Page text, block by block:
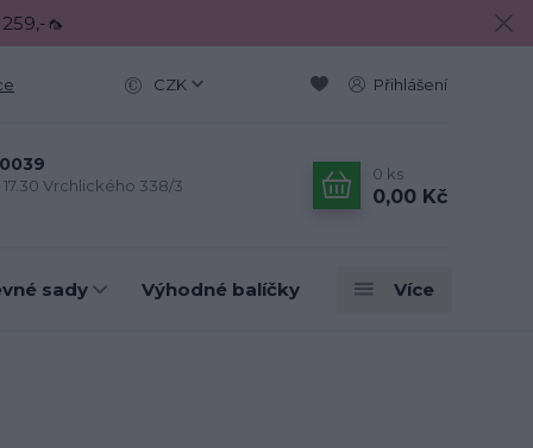
🦟
CZK Přihlášení
17.30 Vrchlického 338/3
0 ks
0,00 Kč
sady Výhodné balíčky Více